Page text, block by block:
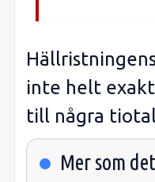
inte helt
till några
Mer som